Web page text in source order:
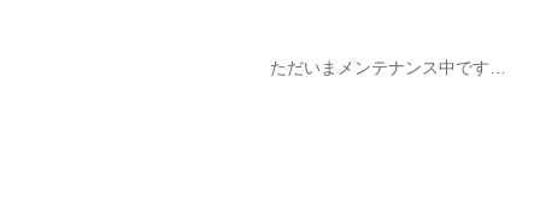
ただいまメンテナンス中です…